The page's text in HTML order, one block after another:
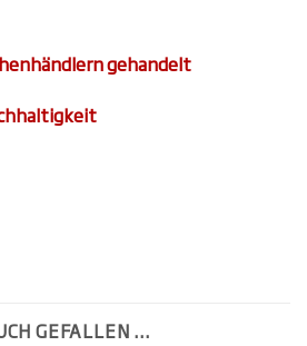
gehandelt
GEFALLEN …